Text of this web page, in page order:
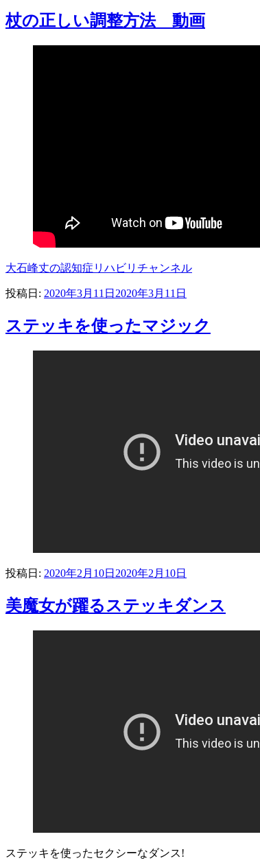
杖の正しい調整方法 動画
大石峰丈の認知症リハビリチャンネル
投稿日: 2020年3月11日 2020年3月11日
ステッキを使ったマジック
投稿日: 2020年2月10日 2020年2月10日
美魔女が躍るステッキダンス
ステッキを使ったセクシーなダンス!